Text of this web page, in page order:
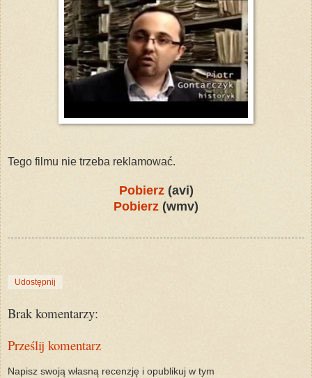
Tego filmu nie trzeba reklamować.
Pobierz(avi)
Pobierz (wmv)
Udostępnij
Brak komentarzy:
Prześlij komentarz
Napisz swoją własną recenzję i opublikuj w tym